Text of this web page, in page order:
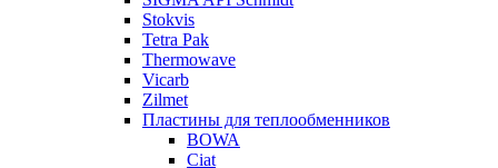
Stokvis
Tetra Pak
Thermowave
Vicarb
Zilmet
Пластины для теплообменников
BOWA
Ciat